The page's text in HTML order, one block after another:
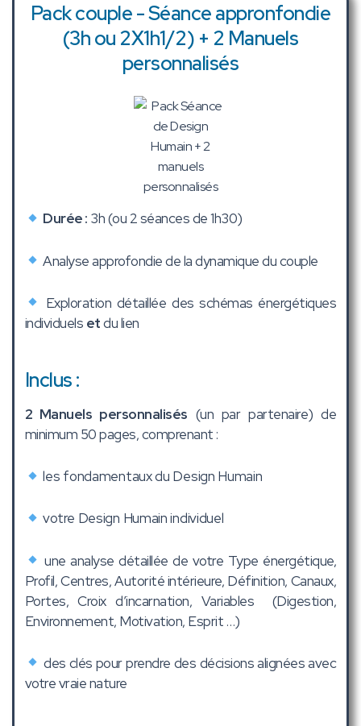
Pack couple - Séance appronfondie
(3h ou 2X1h1/2) + 2 Manuels
personnalisés
Durée : 3h (ou 2 séances de 1h30)
Analyse approfondie de la dynamique du couple
Exploration détaillée des schémas énergétiques
individuels etdu lien
Inclus :
2 Manuels personnalisés (un par partenaire) de
minimum 50 pages, comprenant :
les fondamentaux du Design Humain
votre Design Humain individuel
une analyse détaillée de votre Type énergétique,
Profil, Centres, Autorité intérieure, Définition, Canaux,
Portes, Croix d’incarnation, Variables (Digestion,
Environnement, Motivation, Esprit …)
des clés pour prendre des décisions alignées avec
votre vraie nature